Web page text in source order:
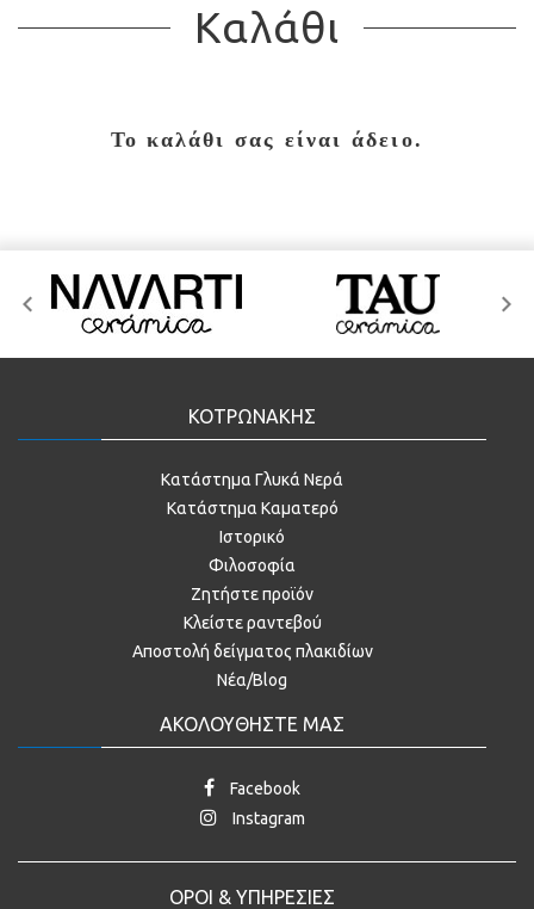
Καλάθι
Το καλάθι σας είναι άδειο.
ΚΟΤΡΩΝΑΚΗΣ
Κατάστημα Γλυκά Νερά
Κατάστημα Καματερό
Ιστορικό
Φιλοσοφία
Ζητήστε προϊόν
Κλείστε ραντεβού
Αποστολή δείγματος πλακιδίων
Νέα/Blog
ΑΚΟΛΟΥΘΗΣΤΕ ΜΑΣ
Facebook
Instagram
ΟΡΟΙ & ΥΠΗΡΕΣΙΕΣ